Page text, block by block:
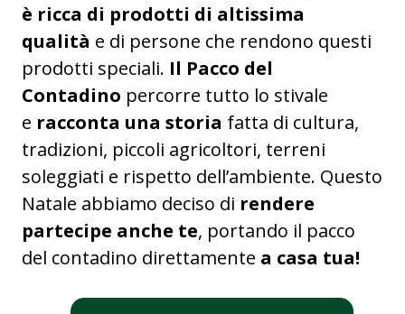
è ricca di prodotti di altissima
qualità e di persone che rendono questi
prodotti speciali. Il Pacco del
Contadino percorre tutto lo stivale
e racconta una storia fatta di cultura,
tradizioni, piccoli agricoltori, terreni
soleggiati e rispetto dell’ambiente. Questo
Natale abbiamo deciso di rendere
partecipe anche te, portando il pacco
del contadino direttamente a casa tua!